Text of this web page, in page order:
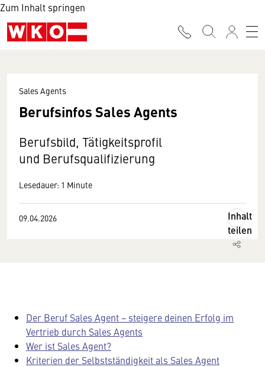
Zum Inhalt springen
Sales Agents
Berufsinfos Sales Agents
Berufsbild, Tätigkeitsprofil
und Berufsqualifizierung
Lesedauer: 1 Minute
09.04.2026
Inhalt
teilen
Der Beruf Sales Agent − steigere deinen Erfolg im
Vertrieb durch Sales Agents
Wer ist Sales Agent?
Kriterien der Selbstständigkeit als Sales Agent